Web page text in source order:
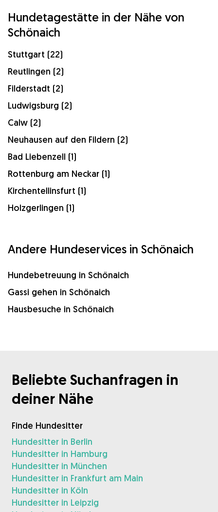
Hundetagestätte in der Nähe von
Schönaich
Stuttgart (22)
Reutlingen (2)
Filderstadt (2)
Ludwigsburg (2)
Calw (2)
Neuhausen auf den Fildern (2)
Bad Liebenzell (1)
Rottenburg am Neckar (1)
Kirchentellinsfurt (1)
Holzgerlingen (1)
Andere Hundeservices in Schönaich
Hundebetreuung in Schönaich
Gassi gehen in Schönaich
Hausbesuche in Schönaich
Beliebte Suchanfragen in
deiner Nähe
Finde Hundesitter
Hundesitter in Berlin
Hundesitter in Hamburg
Hundesitter in München
Hundesitter in Frankfurt am Main
Hundesitter in Köln
Hundesitter in Leipzig